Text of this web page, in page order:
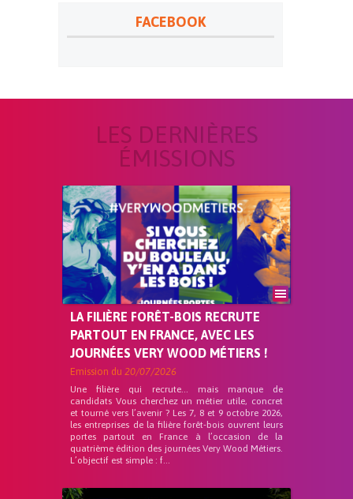
FACEBOOK
LES DERNIÈRES
ÉMISSIONS
LA FILIÈRE FORÊT-BOIS RECRUTE
PARTOUT EN FRANCE, AVEC LES
JOURNÉES VERY WOOD MÉTIERS !
Emission du 20/07/2026
Une filière qui recrute… mais manque de
candidats Vous cherchez un métier utile, concret
et tourné vers l’avenir ? Les 7, 8 et 9 octobre 2026,
les entreprises de la filière forêt-bois ouvrent leurs
portes partout en France à l’occasion de la
quatrième édition des journées Very Wood Métiers.
L’objectif est simple : f...